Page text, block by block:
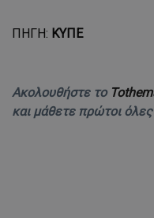
ΠΗΓΗ: ΚΥΠΕ
Ακολουθήστε το
και μάθετε πρώτοι όλες